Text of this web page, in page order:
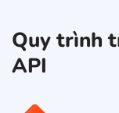
Quy trình
API